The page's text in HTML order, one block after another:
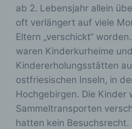
ab 2. Lebensjahr allein
oft verlängert auf viele
Eltern „verschickt“
waren Kinderkurheime und
Kindererholungsstätten
ostfriesischen Inseln, in
Hochgebirgen. Die Kinder
Sammeltransporten
hatten kein Besuchsrecht.